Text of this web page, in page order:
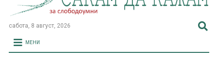
сабота, 8 август, 2026
МЕНИ